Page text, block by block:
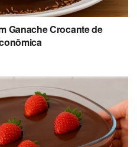
Ganache Crocante de